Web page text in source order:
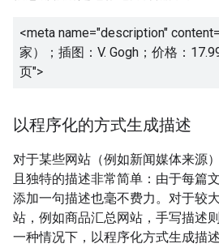
<meta name="description"
家）；插图：V. Gogh；价格：
页">
以程序化的方式生成描述
对于某些网站（例如新闻媒体来源
且独特的描述非常简单：由于每篇
添加一句描述也毫不费力。对于较
站，例如商品汇总网站，手写描述
一种情况下，以程序化方式生成描